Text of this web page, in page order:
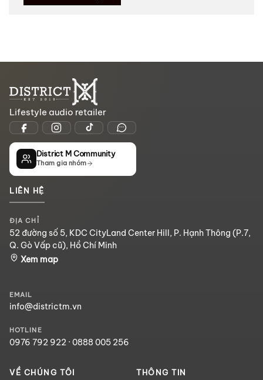
Lifestyle audio retailer
District M Community
Tham gia nhóm
LIÊN HỆ
ĐỊA CHỈ
52 đường số 5, KDC CityLand Center Hill, P. Hạnh Thông (P.7,
Q. Gò Vấp cũ), Hồ Chí Minh
Xem map
EMAIL
info@districtm.vn
HOTLINE
0976 792 922 · 0888 005 256
VỀ CHÚNG TÔI THÔNG TIN